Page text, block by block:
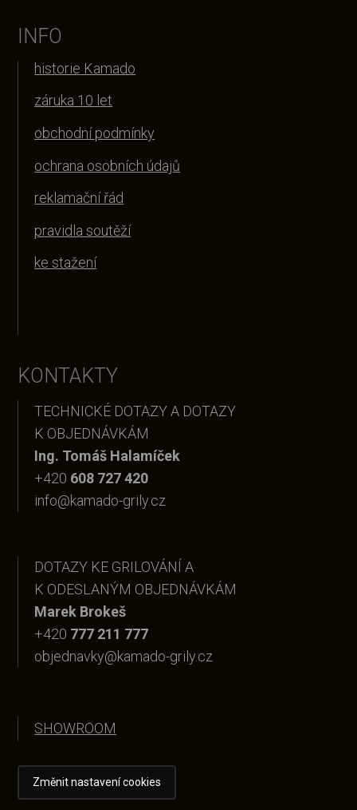
INFO
historie Kamado
záruka 10 let
obchodní podmínky
ochrana osobních údajů
reklamační řád
pravidla soutěží
ke stažení
KONTAKTY
TECHNICKÉ DOTAZY A DOTAZY
K OBJEDNÁVKÁM
Ing. Tomáš Halamíček
+420 608 727 420
info@kamado-grily.cz
DOTAZY KE GRILOVÁNÍ A
K ODESLANÝM OBJEDNÁVKÁM
Marek Brokeš
+420 777 211 777
objednavky@kamado-grily.cz
SHOWROOM
Změnit nastavení cookies